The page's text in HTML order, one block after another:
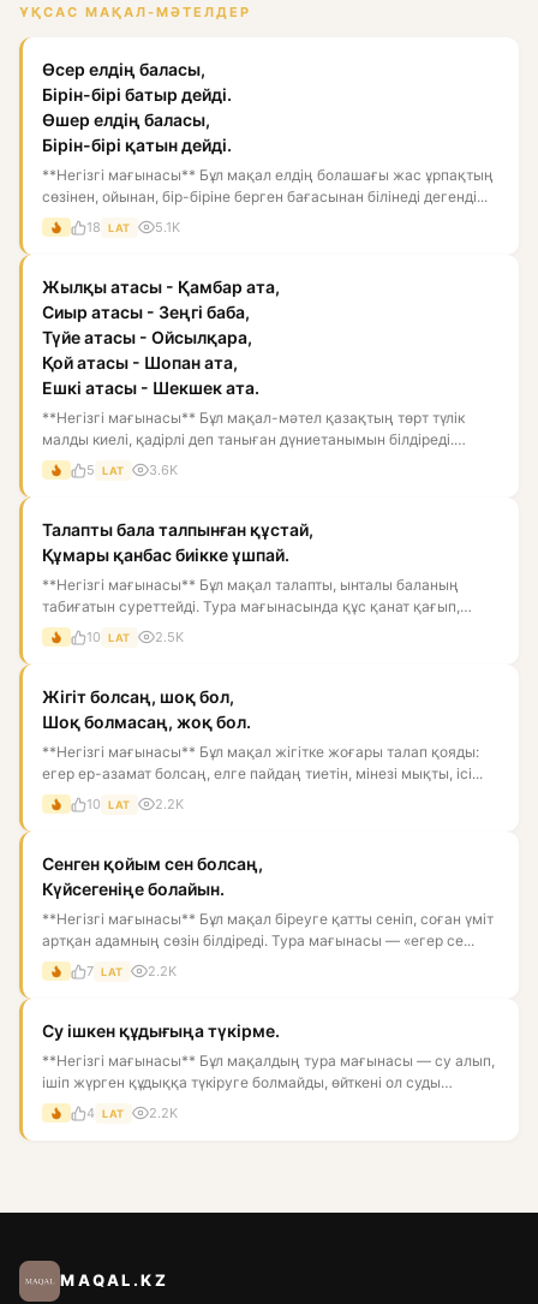
ҰҚСАС МАҚАЛ-МӘТЕЛДЕР
Өсер елдің баласы,
Бірін-бірі батыр дейді.
Өшер елдің баласы,
Бірін-бірі қатын дейді.
**Негізгі мағынасы** Бұл мақал елдің болашағы жас ұрпақтың
сөзінен, ойынан, бір-біріне берген бағасынан білінеді дегенді...
18 LAT 5.1K
Жылқы атасы - Қамбар ата,
Сиыр атасы - Зеңгі баба,
Түйе атасы - Ойсылқара,
Қой атасы - Шопан ата,
Ешкі атасы - Шекшек ата.
**Негізгі мағынасы** Бұл мақал-мәтел қазақтың төрт түлік
малды киелі, қадірлі деп таныған дүниетанымын білдіреді.
Мұнда...
5 LAT 3.6K
Талапты бала талпынған құстай,
Құмары қанбас биікке ұшпай.
**Негізгі мағынасы** Бұл мақал талапты, ынталы баланың
табиғатын суреттейді. Тура мағынасында құс қанат қағып,
биікке ұм...
10 LAT 2.5K
Жігіт болсаң, шоқ бол,
Шоқ болмасаң, жоқ бол.
**Негізгі мағынасы** Бұл мақал жігітке жоғары талап қояды:
егер ер-азамат болсаң, елге пайдаң тиетін, мінезі мықты, ісі...
10 LAT 2.2K
Сенген қойым сен болсаң,
Күйсегеніңе болайын.
**Негізгі мағынасы** Бұл мақал біреуге қатты сеніп, соған үміт
артқан адамның сөзін білдіреді. Тура мағынасы — «егер се...
7 LAT 2.2K
Су ішкен құдығыңа түкірме.
**Негізгі мағынасы** Бұл мақалдың тура мағынасы — су алып,
ішіп жүрген құдыққа түкіруге болмайды, өйткені ол суды
ластай...
4 LAT 2.2K
MAQAL.KZ